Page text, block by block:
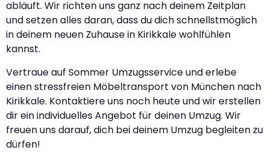
abläuft. Wir richten uns ganz nach deinem Zeitplan
und setzen alles daran, dass du dich schnellstmöglich
in deinem neuen Zuhause in Kirikkale wohlfühlen
kannst.
Vertraue auf Sommer Umzugsservice und erlebe
einen stressfreien Möbeltransport von München nach
Kirikkale. Kontaktiere uns noch heute und wir erstellen
dir ein individuelles Angebot für deinen Umzug. Wir
freuen uns darauf, dich bei deinem Umzug begleiten zu
dürfen!